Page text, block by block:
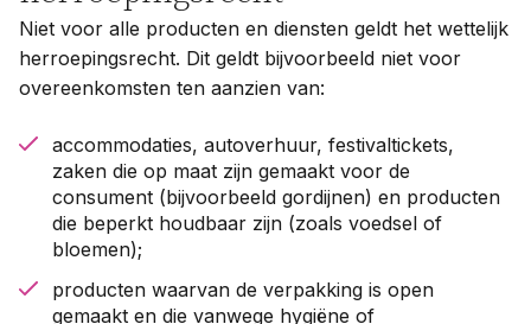
Niet voor alle producten en diensten geldt het wettelijk
herroepingsrecht. Dit geldt bijvoorbeeld niet voor
overeenkomsten ten aanzien van:
accommodaties, autoverhuur, festivaltickets,
zaken die op maat zijn gemaakt voor de
consument (bijvoorbeeld gordijnen) en producten
die beperkt houdbaar zijn (zoals voedsel of
bloemen);
producten waarvan de verpakking is open
gemaakt en die vanwege hygiëne of